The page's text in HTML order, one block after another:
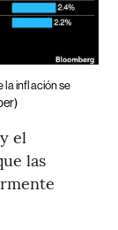
la inflación se
el
las